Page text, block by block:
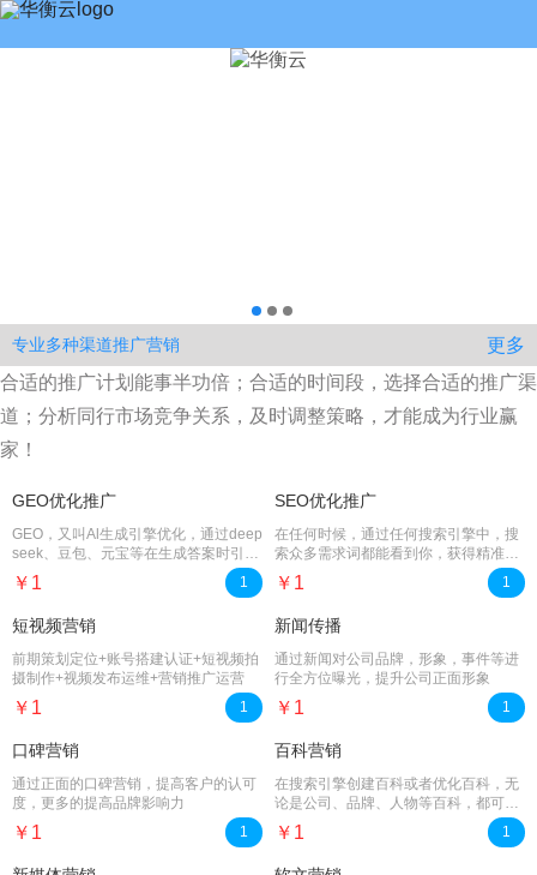
专业多种渠道推广营销
更多
合适的推广计划能事半功倍；合适的时间段，选择合适的推广渠
道；分析同行市场竞争关系，及时调整策略，才能成为行业赢
家！
GEO优化推广
GEO，又叫Al生成引擎优化，通过deep
seek、豆包、元宝等在生成答案时引用
品牌内容
￥1 1
短视频营销
前期策划定位+账号搭建认证+短视频拍
摄制作+视频发布运维+营销推广运营
￥1 1
口碑营销
通过正面的口碑营销，提高客户的认可
度，更多的提高品牌影响力
￥1 1
SEO优化推广
在任何时候，通过任何搜索引擎中，搜
索众多需求词都能看到你，获得精准客
户
￥1 1
新闻传播
通过新闻对公司品牌，形象，事件等进
行全方位曝光，提升公司正面形象
￥1 1
百科营销
在搜索引擎创建百科或者优化百科，无
论是公司、品牌、人物等百科，都可以
提供专业服务
￥1 1